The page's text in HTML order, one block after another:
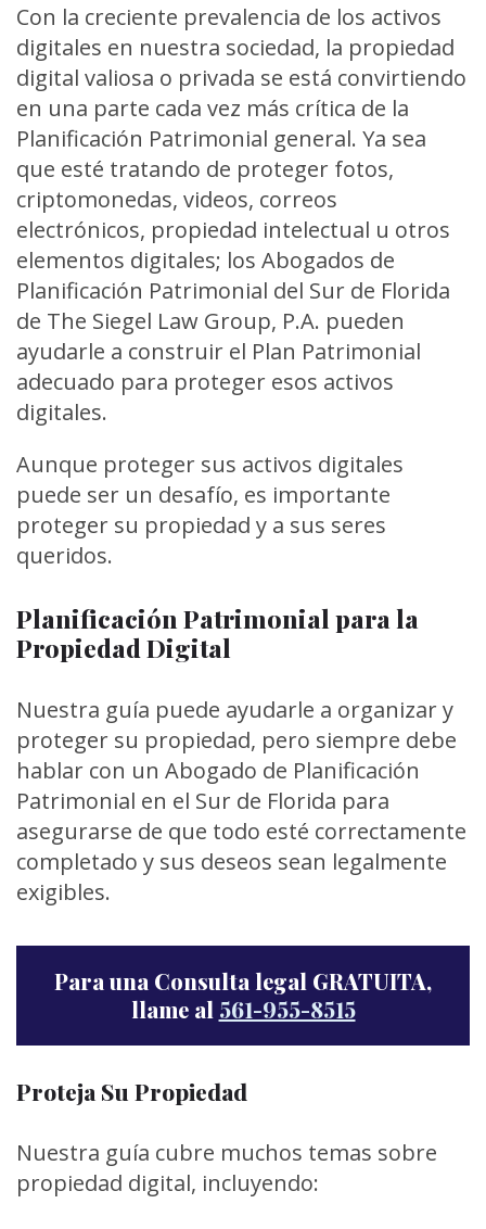
Con la creciente prevalencia de los activos
digitales en nuestra sociedad, la propiedad
digital valiosa o privada se está convirtiendo
en una parte cada vez más crítica de la
Planificación Patrimonial general. Ya sea
que esté tratando de proteger fotos,
criptomonedas, videos, correos
electrónicos, propiedad intelectual u otros
elementos digitales; los Abogados de
Planificación Patrimonial del Sur de Florida
de The Siegel Law Group, P.A. pueden
ayudarle a construir el Plan Patrimonial
adecuado para proteger esos activos
digitales.
Aunque proteger sus activos digitales
puede ser un desafío, es importante
proteger su propiedad y a sus seres
queridos.
Planificación Patrimonial para la
Propiedad Digital
Nuestra guía puede ayudarle a organizar y
proteger su propiedad, pero siempre debe
hablar con un Abogado de Planificación
Patrimonial en el Sur de Florida para
asegurarse de que todo esté correctamente
completado y sus deseos sean legalmente
exigibles.
Para una Consulta legal GRATUITA,
llame al 561-955-8515
Proteja Su Propiedad
Nuestra guía cubre muchos temas sobre
propiedad digital, incluyendo: